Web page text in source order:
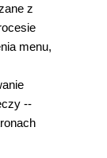
z
menu,
--